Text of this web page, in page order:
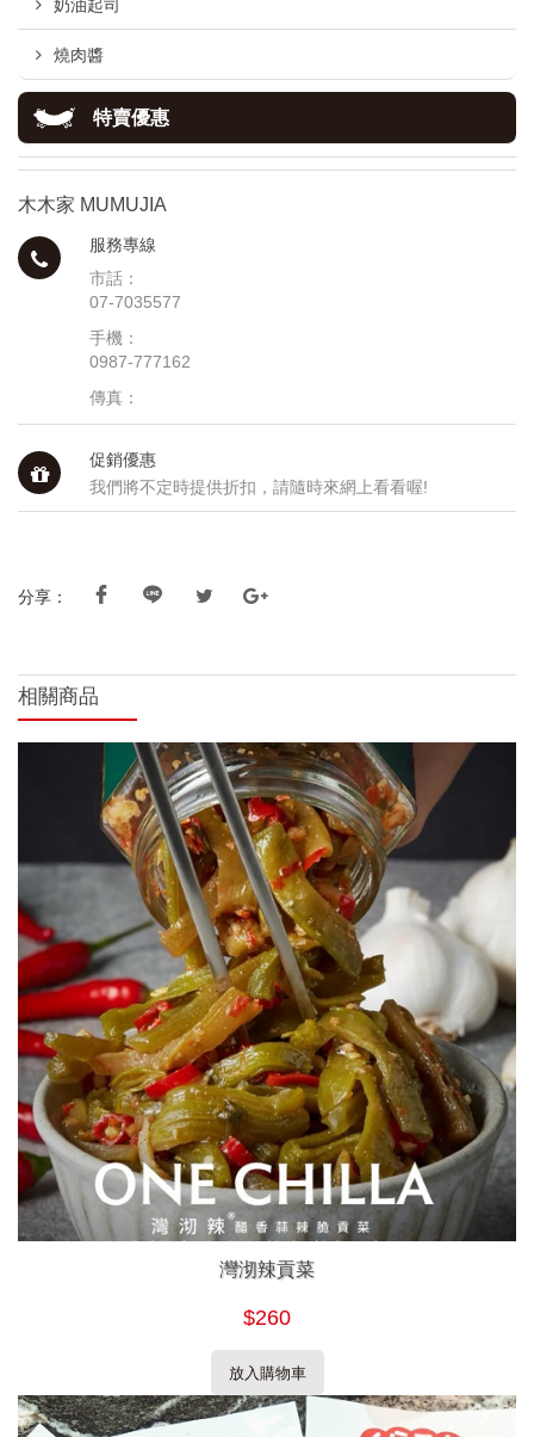
奶油起司
燒肉醬
特賣優惠
木木家 MUMUJIA
服務專線
市話：
07-7035577
手機：
0987-777162
傳真：
促銷優惠
我們將不定時提供折扣，請隨時來網上看看喔!
分享：
相關商品
灣沏辣貢菜
$260
放入購物車